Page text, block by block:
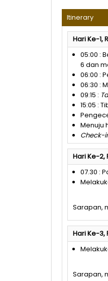
Itinerary
Hari Ke-1,
05:00 :
6 dan
06:00 :
06:30 :
09:15 :
15:05 :
Menuju
Check-
Hari Ke-2,
07.30 :
Sarapan,
Hari Ke-3,
Sarapan,